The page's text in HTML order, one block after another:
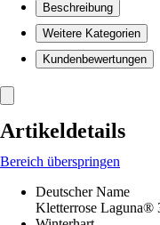
Beschreibung
Weitere Kategorien
Kundenbewertungen
Artikeldetails
Bereich überspringen
Deutscher Name
Kletterrose Laguna®